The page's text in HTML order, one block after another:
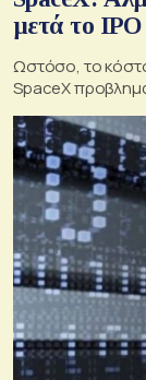
μετά το IPO
Ωστόσο, το
SpaceX